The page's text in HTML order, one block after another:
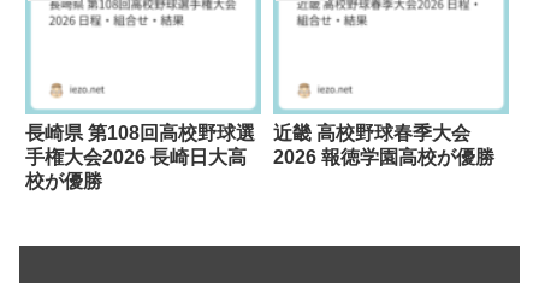
長崎県 第108回高校野球選
手権大会2026 長崎日大高
校が優勝
近畿 高校野球春季大会
2026 報徳学園高校が優勝